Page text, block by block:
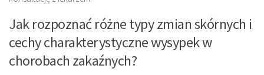
Jak rozpoznać różne typy zmian skórnych i
cechy charakterystyczne wysypek w
chorobach zakaźnych?